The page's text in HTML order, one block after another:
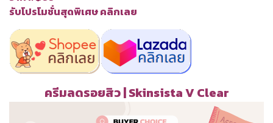
รับโปรโมชั่นสุดพิเศษ คลิกเลย
ครีมลดรอยสิว | Skinsista V Clear